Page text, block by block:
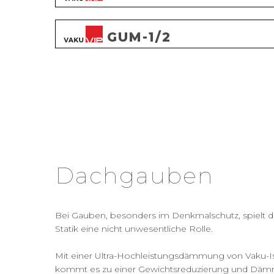
GUM-1/2
Dachgauben
Bei Gauben, besonders im Denkmalschutz, spielt
Statik eine nicht unwesentliche Rolle.
Mit einer Ultra-Hochleistungsdämmung von
kommt es zu einer Gewichtsreduzierung und